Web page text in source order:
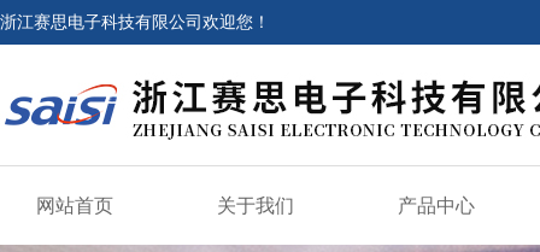
浙江赛思电子科技有限公司欢迎您！
网站首页 关于我们 产品中心